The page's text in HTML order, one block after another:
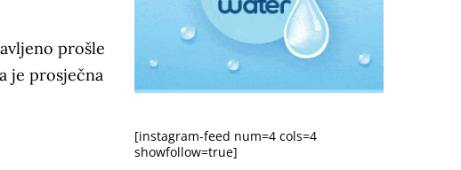
prošle
je prosječna
[instagram-feed num=4 cols=4
showfollow=true]